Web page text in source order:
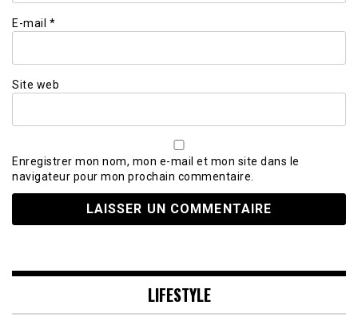
E-mail *
Site web
Enregistrer mon nom, mon e-mail et mon site dans le
navigateur pour mon prochain commentaire.
LIFESTYLE